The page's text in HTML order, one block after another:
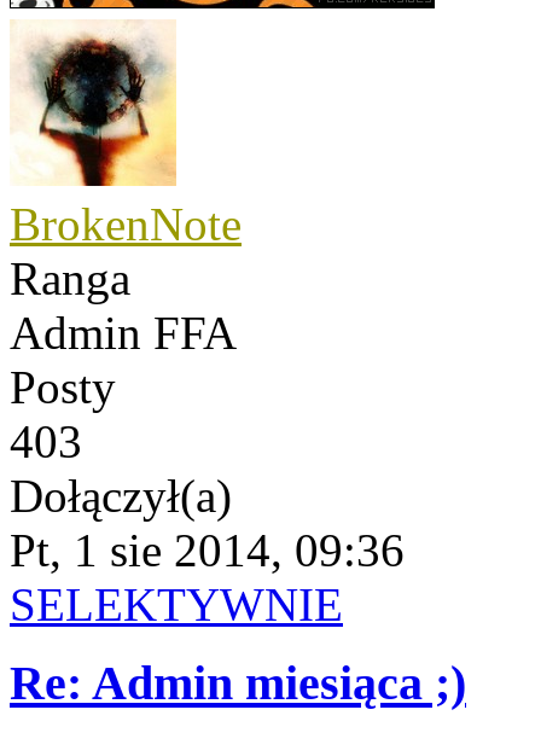
BrokenNote
Ranga
Admin FFA
Posty
403
Dołączył(a)
Pt, 1 sie 2014, 09:36
SELEKTYWNIE
Re: Admin miesiąca ;)